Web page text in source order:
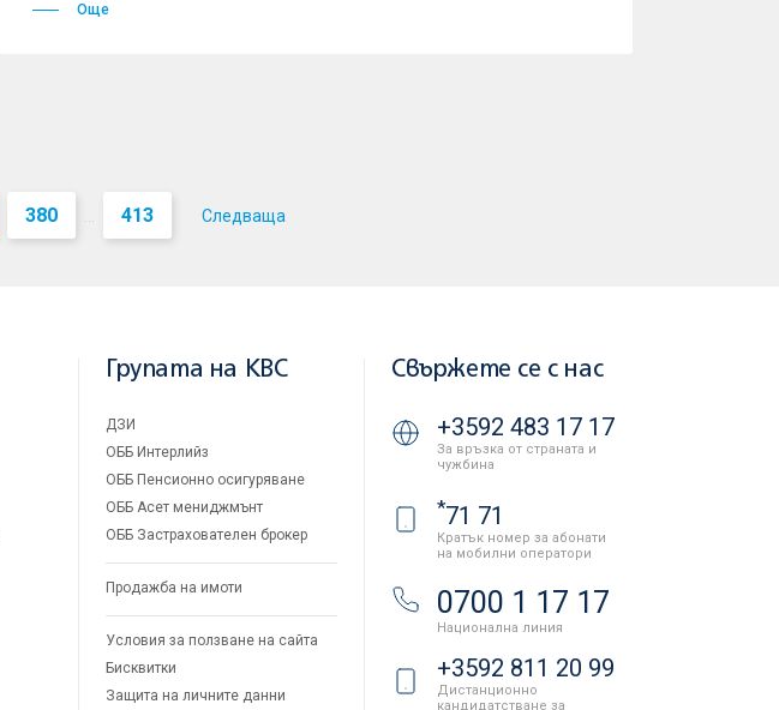
Още
380 ... 413 Следваща
Групата на KBC
ДЗИ
ОББ Интерлийз
ОББ Пенсионно осигуряване
ОББ Асет мениджмънт
ОББ Застрахователен брокер
Продажба на имоти
Условия за ползване на сайта
Бисквитки
Защита на личните данни
Свържете се с нас
+3592 483 17 17
За връзка от страната и
чужбина
*71 71
Кратък номер за абонати
на мобилни оператори
0700 1 17 17
Национална линия
+3592 811 20 99
Дистанционно
кандидатстване за